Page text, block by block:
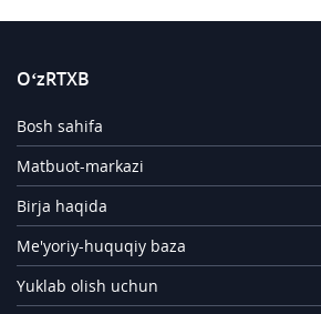
O‘zRTXB
Bosh sahifa
Matbuot-markazi
Birja haqida
Me'yoriy-huquqiy baza
Yuklab olish uchun